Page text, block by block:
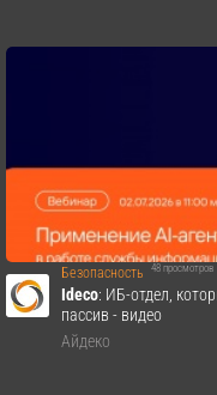
Безопасность 48 просмотров
Ideco: ИБ-отдел,
пассив - видео
Айдеко